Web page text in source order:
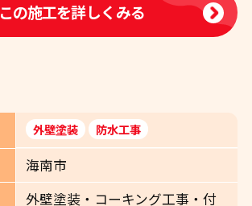
この施工を詳しくみる
外壁塗装 防水工事
海南市
外壁塗装・コーキング工事・付